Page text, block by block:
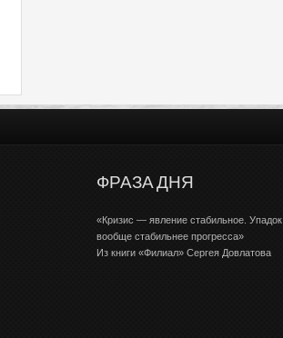
ФРАЗА ДНЯ
«Кризис — явление стабильное. Упадок
вообще стабильнее прогресса»
Из книги «Филиал» Сергея Довлатова